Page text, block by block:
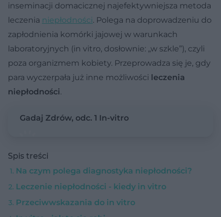
inseminacji domacicznej najefektywniejsza metoda
leczenia niepłodności. Polega na doprowadzeniu do
zapłodnienia komórki jajowej w warunkach
laboratoryjnych (in vitro, dosłownie: „w szkle”), czyli
poza organizmem kobiety. Przeprowadza się je, gdy
para wyczerpała już inne możliwości leczenia
niepłodności.
Gadaj Zdrów, odc. 1 In-vitro
Spis treści
Na czym polega diagnostyka niepłodności?
Leczenie niepłodności - kiedy in vitro
Przeciwwskazania do in vitro